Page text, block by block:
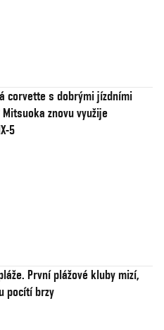
corvette s dobrými jízdními
znovu využije
5
První plážové kluby mizí,
pocítí brzy